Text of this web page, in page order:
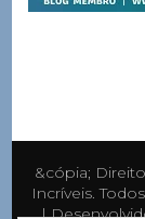
&cópia;
Incríveis.
|